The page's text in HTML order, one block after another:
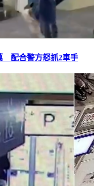
配合警方怒抓2車手